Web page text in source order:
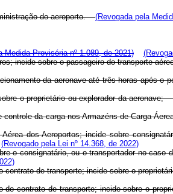
do aeroporto.(Revogada pela
Medida Provisória nº 1.089, de 2021)
incide sobre o passageiro do transporte
da aeronave até três horas após o
sobre o proprietário ou explorador da
controle da carga nos Armazéns de Carga
dos Aeroportos; incide sobre
(Revogado pela Lei nº 14.368, de 2022)
sobre o consignatário, ou o
do contrato de transporte; incide sobre o
contrato de transporte; incide sobre o